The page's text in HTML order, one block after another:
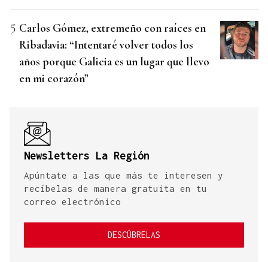
Carlos Gómez, extremeño con raíces en
Ribadavia: “Intentaré volver todos los
años porque Galicia es un lugar que llevo
en mi corazón”
Newsletters La Región
Apúntate a las que más te interesen y
recíbelas de manera gratuita en tu
correo electrónico
DESCÚBRELAS